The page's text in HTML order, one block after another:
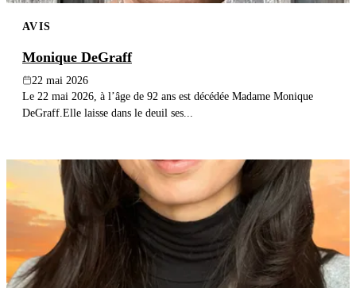
AVIS
Monique DeGraff
22 mai 2026
Le 22 mai 2026, à l’âge de 92 ans est décédée Madame Monique
DeGraff.Elle laisse dans le deuil ses...